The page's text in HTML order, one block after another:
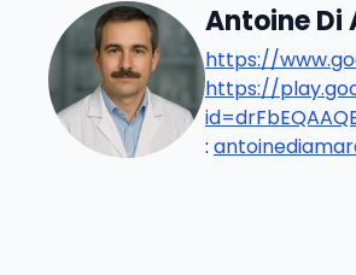
Antoine Di
https://
https://
: